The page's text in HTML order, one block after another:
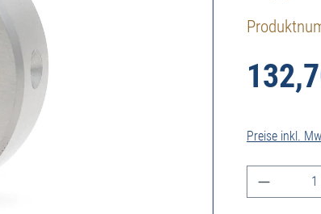
Preise inkl.
Produkt